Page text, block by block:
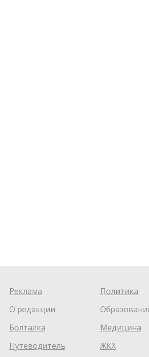
Реклама
О редакции
Болталка
Путеводитель
Политика
Медицина
ЖКХ